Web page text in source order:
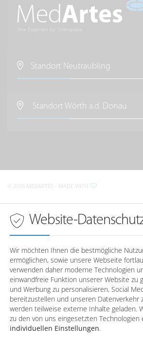
Ihre Experten für Orthopädie
Standort Neutraubling
im Raum Regensburg
Regensburger Straße 13
Mittwoch
08:00 - 18:00 Uhr
Telefonzeiten inRegensburg
Montag
08:00 - 12:30 / 14:00 - 17:00
Dienstag
08:00 - 12:30
Mittwoch
08:00 - 12:30 / 14:00 - 17:00
Donnerstag
08:00 - 12:30 / 14:00 - 17:00
Freitag
08:00 - 12:30
Standort Wörth a.d. Donau
D-93086Wörth a.d. Donau
Sprechzeiten inWörth a.d. Donau
Montag
-
Dienstag
-
Mittwoch
-
Donnerstag
-
Freitag
-
Telefonzeiten inWörth a.d. Donau
Montag
08:00 - 12:30 / 14:00 - 17:00
© 2026 MEDARTES - MADE WITH
Website-
Wir möchten Ihnen die bestmögliche
ermöglichen, sowie unsere Webseite
verwenden daher moderne Technologien
einwandfreie Funktion unserer Website zu
und Werbung zu personalisieren, Social
bereitzustellen und unseren Datenverkehr
werden teilweise externe Inhalte geladen.
zu den von uns eingesetzten Technologien
individuellen Einstellungen.